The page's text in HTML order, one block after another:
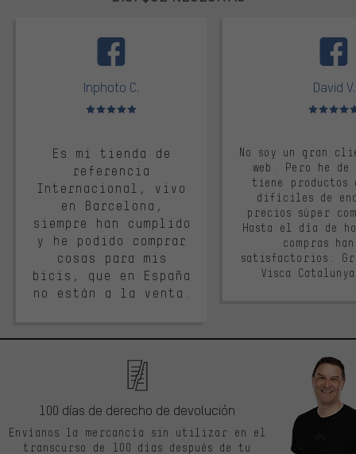
Inphoto C.
Valoración media: 5 de 5
Es mi tienda de
referencia
Internacional, vivo
en Barcelona,
siempre han cumplido
y he podido comprar
cosas para mis
bicis, que en España
no están a la venta.
David V.
Valoración
No soy un gran
web. Pero he
tiene productos
difíciles de
precios súper
Hasta el día de
compras
satisfactorios.
Visca
100 días de derecho de devolución
Envíanos la mercancía sin utilizar en el
transcurso de 100 días después de tu